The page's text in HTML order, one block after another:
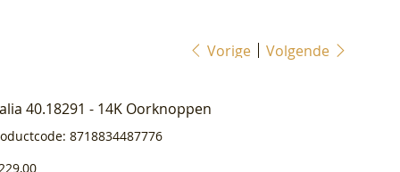
Vorige Volgende
40.18291 - 14K Oorknoppen
Productcode
8718834487776
8718834487776